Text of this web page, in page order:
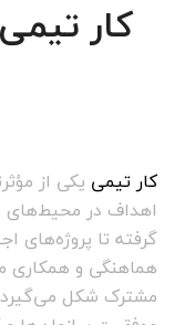
کار
کار تیمی یکی از
اهداف در محیط‌های
گرفته تا پروژه‌های
هماهنگی و همکاری
مشترک شکل می‌گیرد